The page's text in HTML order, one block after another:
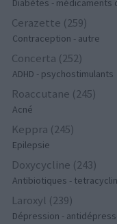
Diabètes - médicaments
Cerazette (259)
Contraception - autre
Concerta (252)
ADHD - psychostimulants
Roaccutane (245)
Acné
Keppra (245)
Epilepsie
Doxycycline (243)
Antibiotiques -
Laroxyl (239)
Dépression -